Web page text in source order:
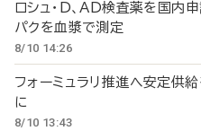
ロシュ・D、AD検査薬を国
パクを血漿で測定
8/10 14:26
フォーミュラリ推進へ安定
に
8/10 13:43